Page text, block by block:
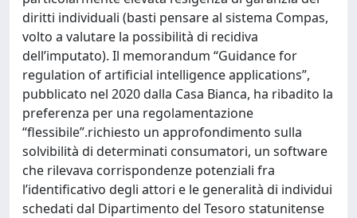
diritti individuali (basti pensare al sistema Compas,
volto a valutare la possibilità di recidiva
dell’imputato). Il memorandum “Guidance for
regulation of artificial intelligence applications”,
pubblicato nel 2020 dalla Casa Bianca, ha ribadito la
preferenza per una regolamentazione
“flessibile”.richiesto un approfondimento sulla
solvibilità di determinati consumatori, un software
che rilevava corrispondenze potenziali fra
l’identificativo degli attori e le generalità di individui
schedati dal Dipartimento del Tesoro statunitense